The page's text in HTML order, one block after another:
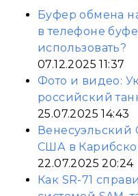
Буфер обмена
в телефоне
использовать?
07.12.2025 11:37
Фото и видео:
российский
25.07.2025 14:43
Венесуэльский
США в
22.07.2025 20:24
Как SR-71